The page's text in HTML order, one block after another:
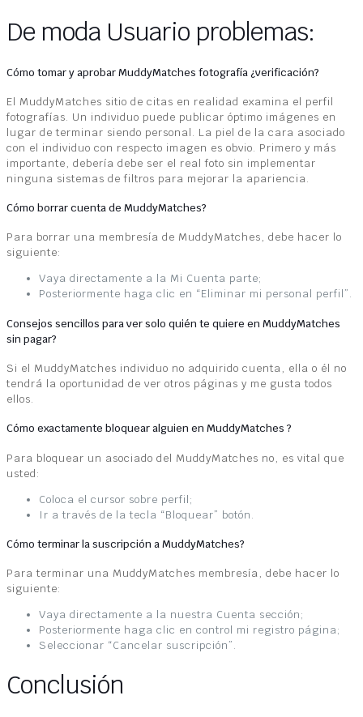
De moda Usuario problemas:
Cómo tomar y aprobar MuddyMatches fotografía ¿verificación?
El MuddyMatches sitio de citas en realidad examina el perfil
fotografías. Un individuo puede publicar óptimo imágenes en
lugar de terminar siendo personal. La piel de la cara asociado
con el individuo con respecto imagen es obvio. Primero y más
importante, debería debe ser el real foto sin implementar
ninguna sistemas de filtros para mejorar la apariencia.
Cómo borrar cuenta de MuddyMatches?
Para borrar una membresía de MuddyMatches, debe hacer lo
siguiente:
Vaya directamente a la Mi Cuenta parte;
Posteriormente haga clic en “Eliminar mi personal perfil”.
Consejos sencillos para ver solo quién te quiere en MuddyMatches
sin pagar?
Si el MuddyMatches individuo no adquirido cuenta, ella o él no
tendrá la oportunidad de ver otros páginas y me gusta todos
ellos.
Cómo exactamente bloquear alguien en MuddyMatches ?
Para bloquear un asociado del MuddyMatches no, es vital que
usted:
Coloca el cursor sobre perfil;
Ir a través de la tecla “Bloquear” botón.
Cómo terminar la suscripción a MuddyMatches?
Para terminar una MuddyMatches membresía, debe hacer lo
siguiente:
Vaya directamente a la nuestra Cuenta sección;
Posteriormente haga clic en control mi registro página;
Seleccionar “Cancelar suscripción”.
Conclusión